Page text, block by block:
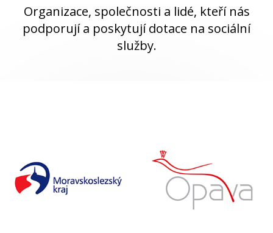
Organizace, společnosti a lidé, kteří nás
podporují a poskytují dotace na sociální
služby.